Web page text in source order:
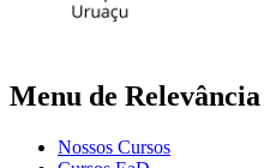
Menu de Relevância
Nossos Cursos